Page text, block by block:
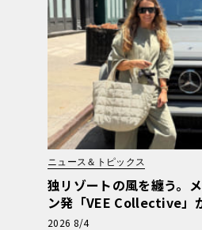
ニュース＆トピックス
独リゾートの風を纏う。
ン発「VEE Collective」
スタイル限定トートバッグ
2026 8/4